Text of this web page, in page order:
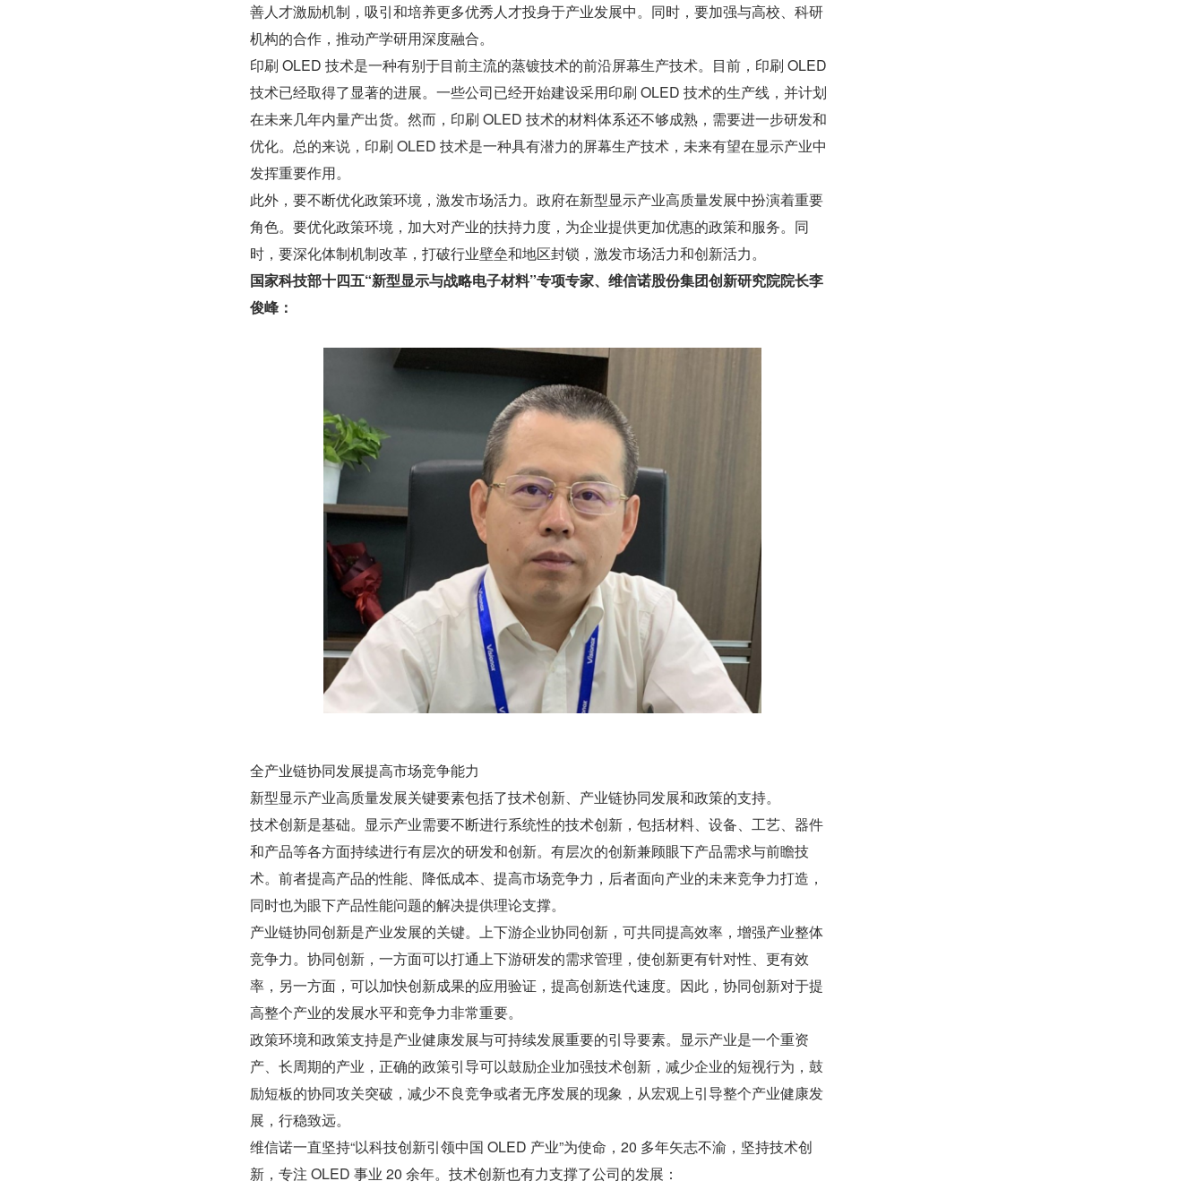
善人才激励机制，吸引和培养更多优秀人才投身于产业发展中。同时，要加强与高校、科研
机构的合作，推动产学研用深度融合。
印刷 OLED 技术是一种有别于目前主流的蒸镀技术的前沿屏幕生产技术。目前，印刷 OLED
技术已经取得了显著的进展。一些公司已经开始建设采用印刷 OLED 技术的生产线，并计划
在未来几年内量产出货。然而，印刷 OLED 技术的材料体系还不够成熟，需要进一步研发和
优化。总的来说，印刷 OLED 技术是一种具有潜力的屏幕生产技术，未来有望在显示产业中
发挥重要作用。
此外，要不断优化政策环境，激发市场活力。政府在新型显示产业高质量发展中扮演着重要
角色。要优化政策环境，加大对产业的扶持力度，为企业提供更加优惠的政策和服务。同
时，要深化体制机制改革，打破行业壁垒和地区封锁，激发市场活力和创新活力。
国家科技部十四五“新型显示与战略电子材料”专项专家、维信诺股份集团创新研究院院长李
俊峰：
全产业链协同发展提高市场竞争能力
新型显示产业高质量发展关键要素包括了技术创新、产业链协同发展和政策的支持。
技术创新是基础。显示产业需要不断进行系统性的技术创新，包括材料、设备、工艺、器件
和产品等各方面持续进行有层次的研发和创新。有层次的创新兼顾眼下产品需求与前瞻技
术。前者提高产品的性能、降低成本、提高市场竞争力，后者面向产业的未来竞争力打造，
同时也为眼下产品性能问题的解决提供理论支撑。
产业链协同创新是产业发展的关键。上下游企业协同创新，可共同提高效率，增强产业整体
竞争力。协同创新，一方面可以打通上下游研发的需求管理，使创新更有针对性、更有效
率，另一方面，可以加快创新成果的应用验证，提高创新迭代速度。因此，协同创新对于提
高整个产业的发展水平和竞争力非常重要。
政策环境和政策支持是产业健康发展与可持续发展重要的引导要素。显示产业是一个重资
产、长周期的产业，正确的政策引导可以鼓励企业加强技术创新，减少企业的短视行为，鼓
励短板的协同攻关突破，减少不良竞争或者无序发展的现象，从宏观上引导整个产业健康发
展，行稳致远。
维信诺一直坚持“以科技创新引领中国 OLED 产业”为使命，20 多年矢志不渝，坚持技术创
新，专注 OLED 事业 20 余年。技术创新也有力支撑了公司的发展：